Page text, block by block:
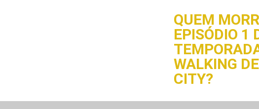
QUEM
EPISÓDIO 1
WALKING
CITY?